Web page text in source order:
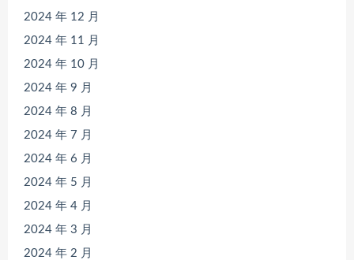
2024 年 12 月
2024 年 11 月
2024 年 10 月
2024 年 9 月
2024 年 8 月
2024 年 7 月
2024 年 6 月
2024 年 5 月
2024 年 4 月
2024 年 3 月
2024 年 2 月